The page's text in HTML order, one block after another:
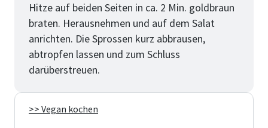
Hitze auf beiden Seiten in ca. 2 Min. goldbraun
braten. Herausnehmen und auf dem Salat
anrichten. Die Sprossen kurz abbrausen,
abtropfen lassen und zum Schluss
darüberstreuen.
>> Vegan kochen